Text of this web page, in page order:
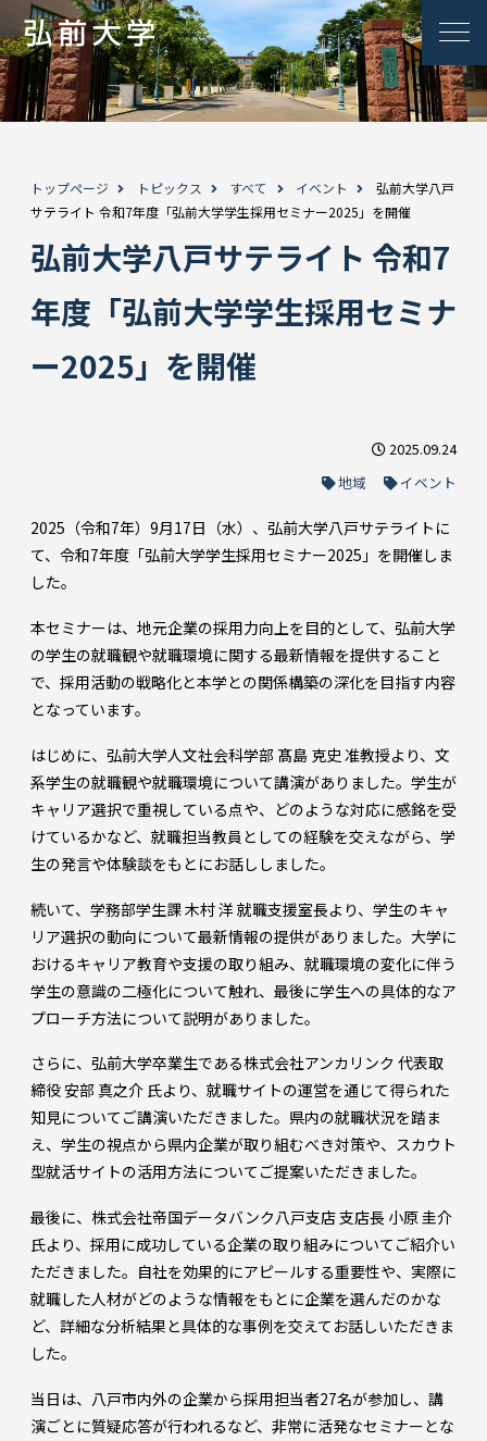
トップページ トピックス すべて イベント
弘前大学八戸
サテライト 令和7年度「弘前大学学生採用セミナー2025」を開催
弘前大学八戸サテライト 令和7
年度「弘前大学学生採用セミナ
ー2025」を開催
2025.09.24
地域
イベント
2025（令和7年）9月17日（水）、弘前大学八戸サテライトに
て、令和7年度「弘前大学学生採用セミナー2025」を開催しま
した。
本セミナーは、地元企業の採用力向上を目的として、弘前大学
の学生の就職観や就職環境に関する最新情報を提供すること
で、採用活動の戦略化と本学との関係構築の深化を目指す内容
となっています。
はじめに、弘前大学人文社会科学部 髙島 克史 准教授より、文
系学生の就職観や就職環境について講演がありました。学生が
キャリア選択で重視している点や、どのような対応に感銘を受
けているかなど、就職担当教員としての経験を交えながら、学
生の発言や体験談をもとにお話ししました。
続いて、学務部学生課 木村 洋 就職支援室長より、学生のキャ
リア選択の動向について最新情報の提供がありました。大学に
おけるキャリア教育や支援の取り組み、就職環境の変化に伴う
学生の意識の二極化について触れ、最後に学生への具体的なア
プローチ方法について説明がありました。
さらに、弘前大学卒業生である株式会社アンカリンク 代表取
締役 安部 真之介 氏より、就職サイトの運営を通じて得られた
知見についてご講演いただきました。県内の就職状況を踏ま
え、学生の視点から県内企業が取り組むべき対策や、スカウト
型就活サイトの活用方法についてご提案いただきました。
最後に、株式会社帝国データバンク八戸支店 支店長 小原 圭介
氏より、採用に成功している企業の取り組みについてご紹介い
ただきました。自社を効果的にアピールする重要性や、実際に
就職した人材がどのような情報をもとに企業を選んだのかな
ど、詳細な分析結果と具体的な事例を交えてお話しいただきま
した。
当日は、八戸市内外の企業から採用担当者27名が参加し、講
演ごとに質疑応答が行われるなど、非常に活発なセミナーとな